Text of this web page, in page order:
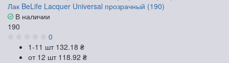
Лак BeLife Lacquer Universal прозрачный (190)
В наличии
190
0
1-11 шт 132.18 ₴
от 12 шт 118.92 ₴